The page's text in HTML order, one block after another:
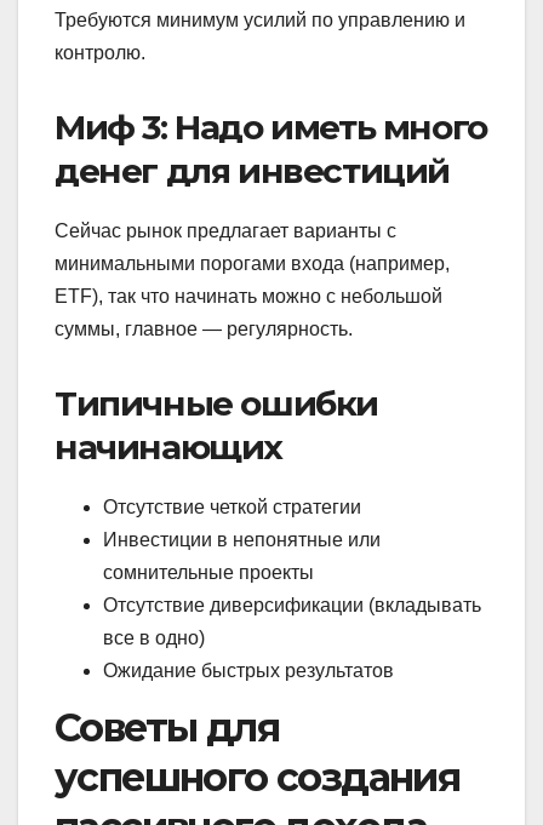
Требуются минимум усилий по управлению и
контролю.
Миф 3: Надо иметь много
денег для инвестиций
Сейчас рынок предлагает варианты с
минимальными порогами входа (например,
ETF), так что начинать можно с небольшой
суммы, главное — регулярность.
Типичные ошибки
начинающих
Отсутствие четкой стратегии
Инвестиции в непонятные или
сомнительные проекты
Отсутствие диверсификации (вкладывать
все в одно)
Ожидание быстрых результатов
Советы для
успешного создания